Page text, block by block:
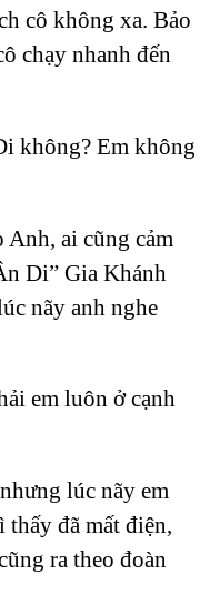
cô không xa. Bảo
chạy nhanh đến
không? Em không
Anh, ai cũng cảm
Di” Gia Khánh
nãy anh nghe
em luôn ở cạnh
lúc nãy em
đã mất điện,
ra theo đoàn